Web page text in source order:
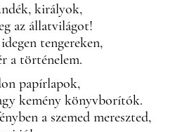
királyok,
az állatvilágot!
tengereken,
a történelem.
papírlapok,
kemény könyvborítók.
a szemed mereszted,